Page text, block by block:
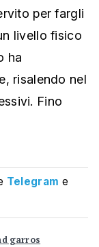
per fargli
livello fisico
ha
risalendo nel
Fino
Telegram e
garros